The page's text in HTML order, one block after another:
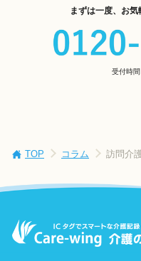
まずは一度、お気
受付時
TOP コラム 訪問介